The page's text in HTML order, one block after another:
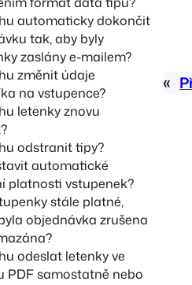
automaticky dokončit
tak, aby byly
zaslány e-mailem?
změnit údaje
na vstupence?
letenky znovu
odstranit tipy?
automatické
platnosti vstupenek?
stále platné,
objednávka zrušena
odeslat letenky ve
PDF samostatně nebo
«